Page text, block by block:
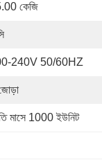
কেজি
240V 50/60HZ
মাসে 1000 ইউনিট